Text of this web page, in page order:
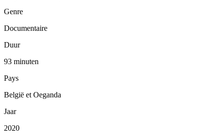
Genre
Documentaire
Duur
93 minuten
Pays
België et Oeganda
Jaar
2020